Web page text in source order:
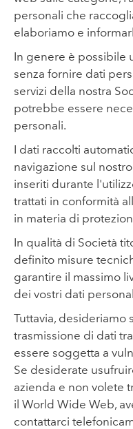
personali che
elaboriamo e
In genere è possibile
senza fornire dati
servizi della nostra
potrebbe essere
personali.
I dati raccolti
navigazione sul
inseriti durante
trattati in conformità
in materia di
In qualità di Società
definito misure
garantire il massimo
dei vostri dati
Tuttavia, desideriamo
trasmissione di dati
essere soggetta a
Se desiderate
azienda e non volete
il World Wide Web,
contattarci